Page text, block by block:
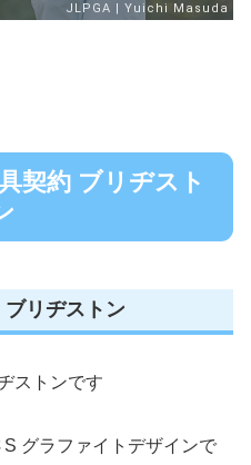
契約 ブリヂスト
リヂストン
ストンです
グラファイトデザインで